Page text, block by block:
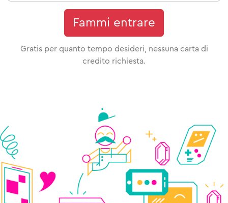
Fammi entrare
Gratis per quanto tempo desideri, nessuna carta di
credito richiesta.